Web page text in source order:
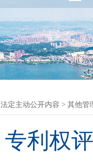
法定主动公开内容 > 其他管
专利权